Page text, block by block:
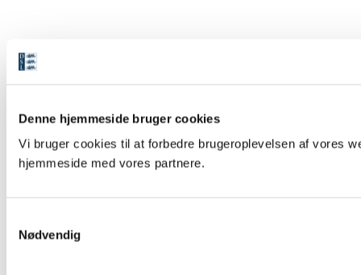
Denne hjemmeside bruger cookies
Vi bruger cookies til at forbedre brugeroplevelsen af vores
hjemmeside med vores partnere.
Nødvendig